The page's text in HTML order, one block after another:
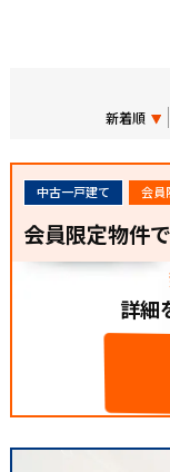
新着順
中古一戸建て 会員
会員限定物件
詳細